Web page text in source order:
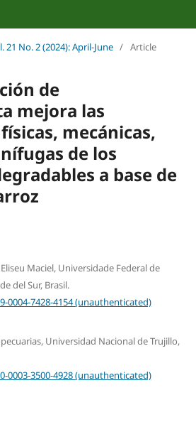
21 No. 2 (2024): April-June / Article
de
mejora las
mecánicas,
de los
a base de
Maciel, Universidade Federal de
del Sur, Brasil.
0004-7428-4154 (unauthenticated)
Universidad Nacional de Trujillo,
0003-3500-4928 (unauthenticated)